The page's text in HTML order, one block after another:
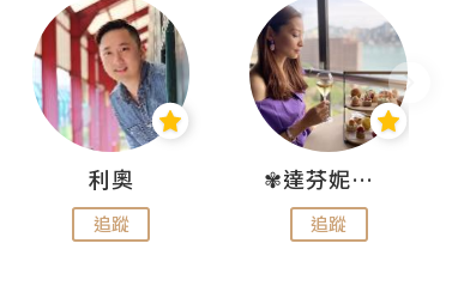
利奧
追蹤
✾達芬妮•愛孩子•愛生活✾
追蹤